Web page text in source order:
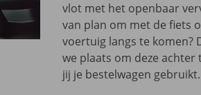
vlot met het openbaar
van plan om met de fiets
voertuig langs te komen?
we plaats om deze achter
jij je bestelwagen gebruikt.